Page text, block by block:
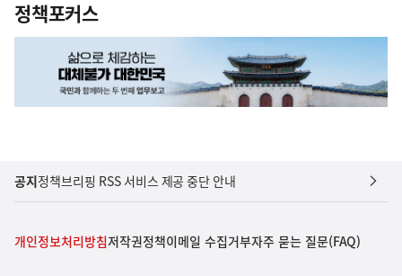
정책포커스
공지정책브리핑 RSS 서비스 제공 중단 안내
개인정보처리방침저작권정책이메일 수집거부자주 묻는 질문(FAQ)